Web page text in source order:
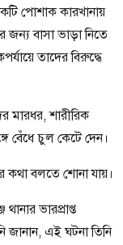
পোশাক কারখানায়
বাসা ভাড়া নিতে
তাদের বিরুদ্ধে
মারধর, শারীরিক
বেঁধে চুল কেটে দেন।
বলতে শোনা যায়।
ভারপ্রাপ্ত
জানান, এই ঘটনা তিনি